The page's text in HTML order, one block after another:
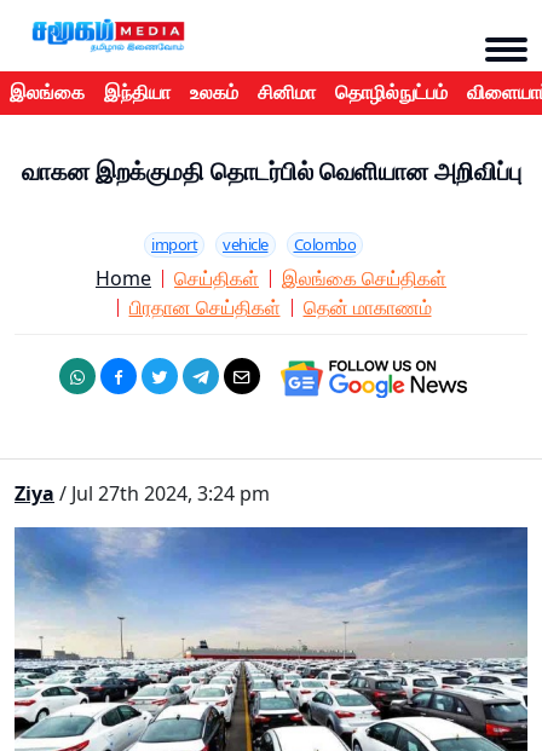
இலங்கை இந்தியா உலகம் சினிமா தொழில்நுட்பம்
வாகன இறக்குமதி தொடர்பில் வெளியான அறிவிப்பு
import vehicle Colombo
Home செய்திகள்
இலங்கை செய்திகள்
பிரதான செய்திகள்
தென் மாகாணம்
Ziya / Jul 27th 2024, 3:24 pm